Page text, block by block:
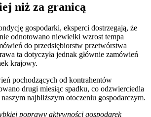
niż za granicą
gospodarki, eksperci dostrzegają, że
odnotowano niewielki wzrost tempa
do przedsiębiorstw przetwórstwa
ta dotyczyła jednak głównie zamówień
krajowy.
pochodzących od kontrahentów
drugi miesiąc spadku, co odzwierciedla
najbliższym otoczeniu gospodarczym.
poprawy aktywności gospodarek